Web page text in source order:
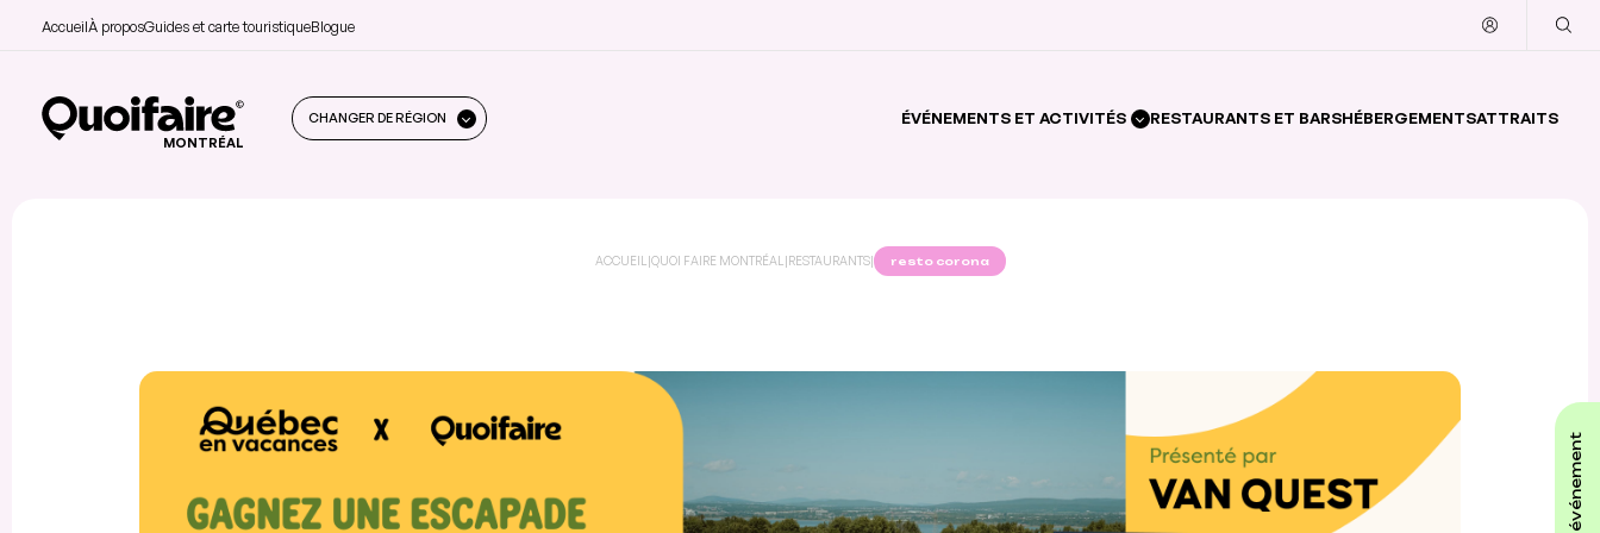
AccueilÀ proposGuides et carte touristiqueBlogue
MONTRÉAL
CHANGER DE RÉGION ÉVÉNEMENTS ET ACTIVITÉS RESTAURANTS ET BARSHÉBERGEMENTSATTRAITS
ACCUEIL |QUOI FAIRE MONTRÉAL |RESTAURANTS| resto corona